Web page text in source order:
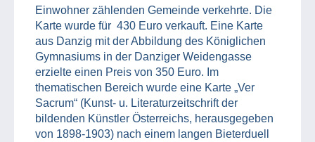
Einwohner zählenden Gemeinde verkehrte. Die
Karte wurde für 430 Euro verkauft. Eine Karte
aus Danzig mit der Abbildung des Königlichen
Gymnasiums in der Danziger Weidengasse
erzielte einen Preis von 350 Euro. Im
thematischen Bereich wurde eine Karte „Ver
Sacrum“ (Kunst- u. Literaturzeitschrift der
bildenden Künstler Österreichs, herausgegeben
von 1898-1903) nach einem langen Bieterduell